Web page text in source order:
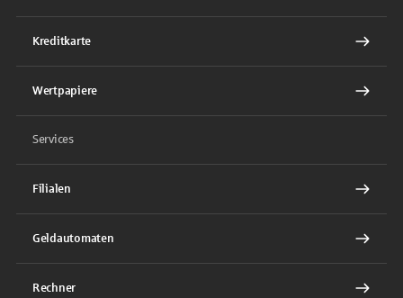
Kreditkarte
Wertpapiere
Services
Filialen
Geldautomaten
Rechner